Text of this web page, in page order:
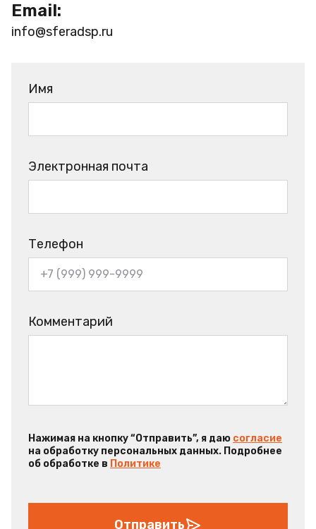
Email:
info@sferadsp.ru
Имя
Электронная почта
Телефон
Комментарий
Нажимая на кнопку “Отправить”, я даю согласие
на обработку персональных данных. Подробнее
об обработке в Политике
Отправить